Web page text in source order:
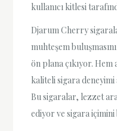
kullanıcı kitlesi
Djarum Cherry
muhteşem
ön plana çıkıyor.
kaliteli sigara
Bu sigaralar, lezzet
ediyor ve sigara içimini